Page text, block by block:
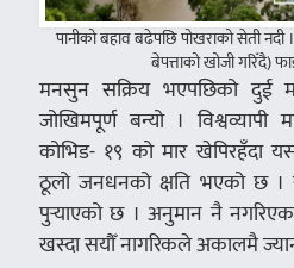
पानीको बहाव बढेपछि पोखराको सेती नदी
बेपत्ताको खोजी गरिँदै)
मनसुन सक्रिय भएपछिको दुई
जोखिमपूर्ण बन्यो । विश्वव्यापी
कोभिड- १९ को मार खेपिरहँदा
ठूलो जनधनको क्षति भएको छ ।
पुर्‍याएको छ । अनुमान नै नगरिएका
खस्दा सयौँ नागरिकले अकालमै